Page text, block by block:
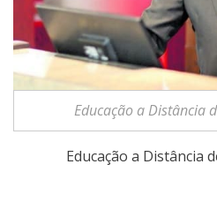
Educação a Distância
Educação a Distância